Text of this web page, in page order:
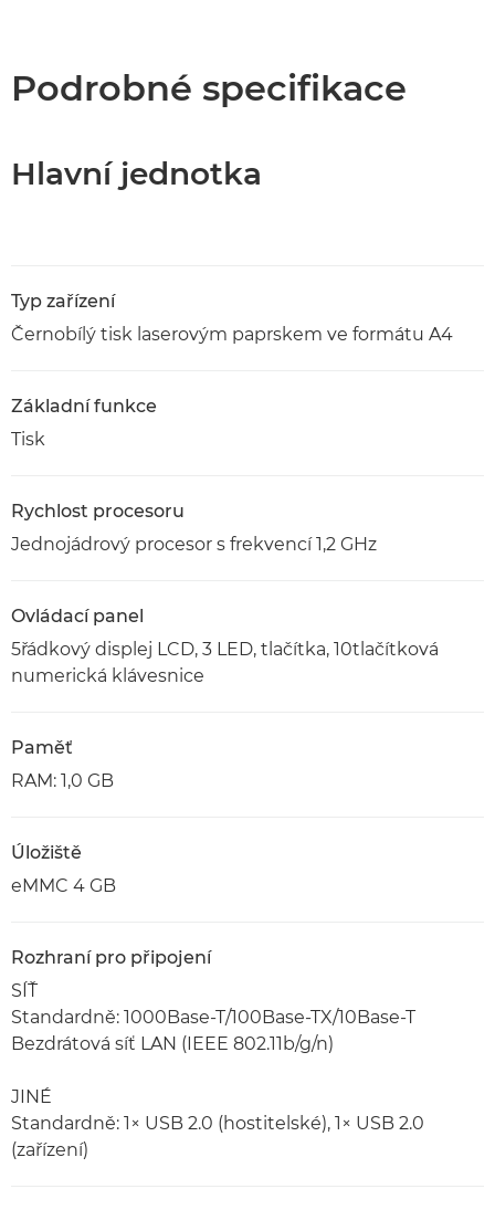
Stažení souboru PDF
Podrobné specifikace
Hlavní jednotka
Typ zařízení
Černobílý tisk laserovým paprskem ve formátu A4
Základní funkce
Tisk
Rychlost procesoru
Jednojádrový procesor s frekvencí 1,2 GHz
Ovládací panel
5řádkový displej LCD, 3 LED, tlačítka, 10tlačítková
numerická klávesnice
Paměť
RAM: 1,0 GB
Úložiště
eMMC 4 GB
Rozhraní pro připojení
SÍŤ
Standardně: 1000Base-T/100Base-TX/10Base-T
Bezdrátová síť LAN (IEEE 802.11b/g/n)
JINÉ
Standardně: 1× USB 2.0 (hostitelské), 1× USB 2.0
(zařízení)